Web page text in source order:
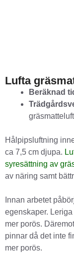
Lufta
Beräknad
Hålpipsluftning
ca 7,5 cm djupa.
syresättning av
av näring samt
Innan arbetet
egenskaper.
mer porös.
pinnar då det inte
mer porös.